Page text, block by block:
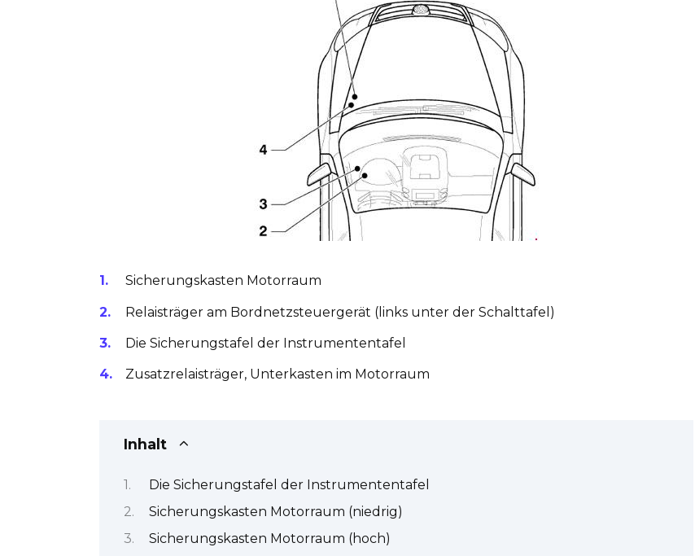
Sicherungskasten Motorraum
Relaisträger am Bordnetzsteuergerät (links unter der Schalttafel)
Die Sicherungstafel der Instrumententafel
Zusatzrelaisträger, Unterkasten im Motorraum
Inhalt
Die Sicherungstafel der Instrumententafel
Sicherungskasten Motorraum (niedrig)
Sicherungskasten Motorraum (hoch)